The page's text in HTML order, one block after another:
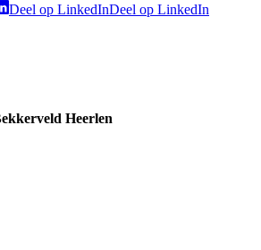
Deel op LinkedInDeel op LinkedIn
Heerlen